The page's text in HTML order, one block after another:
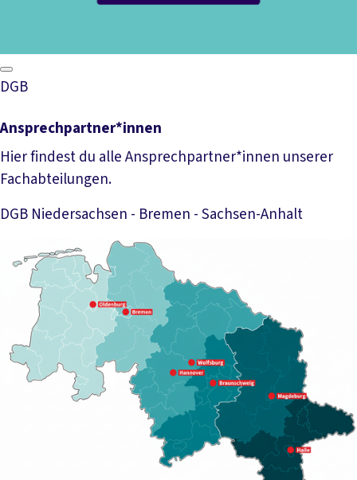
DGB
Ansprechpartner*innen
Hier findest du alle Ansprechpartner*innen unserer
Fachabteilungen.
DGB Niedersachsen - Bremen - Sachsen-Anhalt
Mehr lesen